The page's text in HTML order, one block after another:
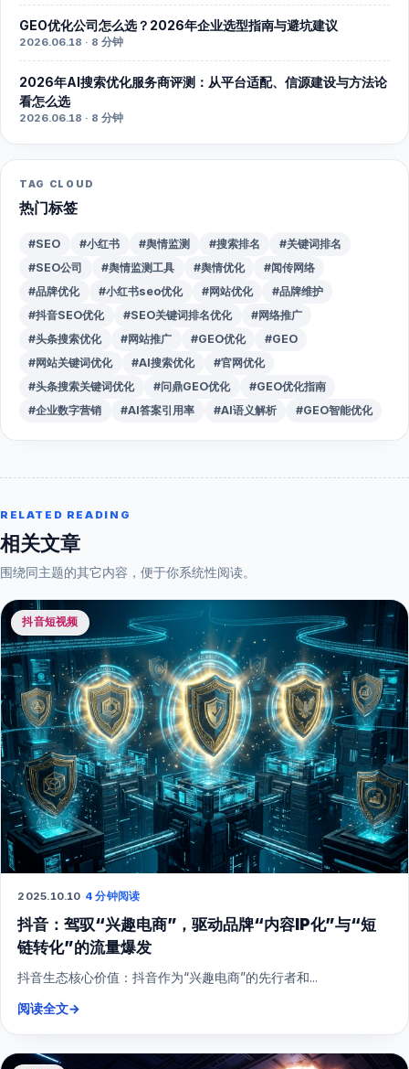
GEO优化公司怎么选？2026年企业选型指南与避坑建议
2026.06.18 · 8 分钟
2026年AI搜索优化服务商评测：从平台适配、信源建设与方法论
看怎么选
2026.06.18 · 8 分钟
TAG CLOUD
热门标签
#SEO #小红书 #舆情监测 #搜索排名
#关键词排名
#SEO公司
#舆情监测工具 #舆情优化
#闻传网络
#品牌优化
#小红书seo优化 #网站优化
#品牌维护
#抖音SEO优化
#SEO关键词排名优化
#网络推广
#头条搜索优化
#网站推广 #GEO优化
#GEO
#网站关键词优化
#AI搜索优化
#官网优化
#头条搜索关键词优化
#问鼎GEO优化
#GEO优化指南
#企业数字营销
#AI答案引用率 #AI语义解析 #GEO智能优化
RELATED READING
相关文章
围绕同主题的其它内容，便于你系统性阅读。
抖音短视频
2025.10.10·4 分钟阅读
抖音：驾驭“兴趣电商”，驱动品牌“内容IP化”与“短
链转化”的流量爆发
抖音生态核心价值：抖音作为“兴趣电商”的先行者和...
阅读全文→